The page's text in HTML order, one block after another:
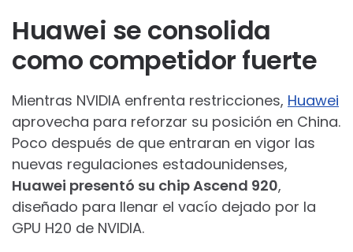
Huawei se consolida
como competidor fuerte
Mientras NVIDIA enfrenta restricciones, Huawei
aprovecha para reforzar su posición en China.
Poco después de que entraran en vigor las
nuevas regulaciones estadounidenses,
Huawei presentó su chip Ascend 920,
diseñado para llenar el vacío dejado por la
GPU H20 de NVIDIA.